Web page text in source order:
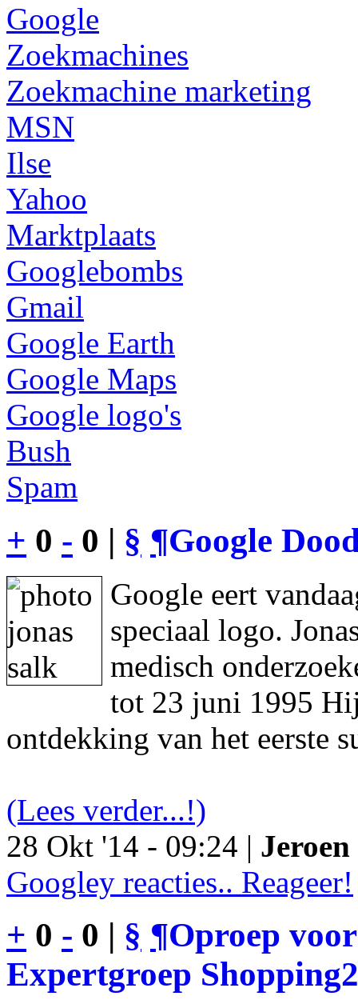
Google
Zoekmachines
Zoekmachine marketing
MSN
Ilse
Yahoo
Marktplaats
Googlebombs
Gmail
Google Earth
Google Maps
Google logo's
Bush
Spam
+ 0 - 0 | § ¶Google
Google eert
speciaal logo.
medisch
tot 23 juni 1995
ontdekking van het eerste
(Lees verder...!)
28 Okt '14 - 09:24 |
Googley reacties.. Reageer!
+ 0 - 0 | § ¶Oproep
Expertgroep